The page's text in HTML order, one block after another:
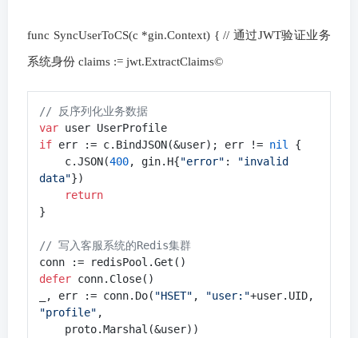
func SyncUserToCS(c *gin.Context) { // 通过JWT验证业务
系统身份 claims := jwt.ExtractClaims©
// 反序列化业务数据
var
if err := c.BindJSON(&user); err != nil
{
    c.JSON(
400, gin.H{"error" :
"invalid
data"})
return
}
// 写入客服系统的Redis集群
defer conn.Close()
_, err := conn.Do( "HSET" , "user:"
"profile" ,